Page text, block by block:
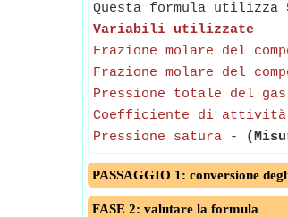
Questa formula utilizza
Variabili utilizzate
Frazione molare del
Frazione molare del
Pressione totale del gas
Coefficiente di attività
Pressione satura -
PASSAGGIO 1: conversione
FASE 2: valutare la formula